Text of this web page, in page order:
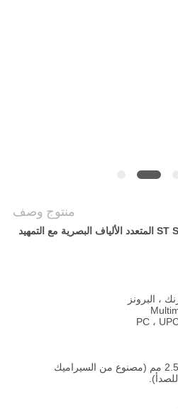
منتوج وصف
موصل الألياف البصرية ST Simplex المتعدد الألياف البصرية مع التمهيد
، البرونز
يحتوي الموصل ST على طويق 2.5 مم (مصنوع من السيراميك